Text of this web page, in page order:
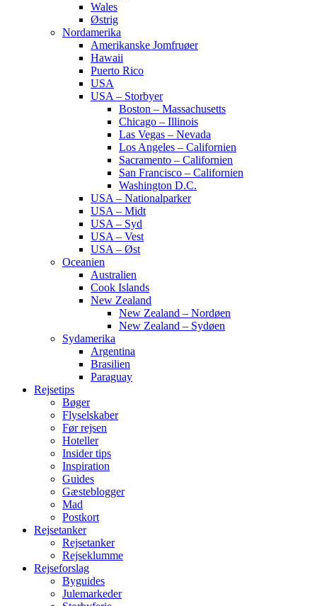
Wales
Østrig
Nordamerika
Amerikanske Jomfruøer
Hawaii
Puerto Rico
USA
USA – Storbyer
Boston – Massachusetts
Chicago – Illinois
Las Vegas – Nevada
Los Angeles – Californien
Sacramento – Californien
San Francisco – Californien
Washington D.C.
USA – Nationalparker
USA – Midt
USA – Syd
USA – Vest
USA – Øst
Oceanien
Australien
Cook Islands
New Zealand
New Zealand – Nordøen
New Zealand – Sydøen
Sydamerika
Argentina
Brasilien
Paraguay
Rejsetips
Bøger
Flyselskaber
Før rejsen
Hoteller
Insider tips
Inspiration
Guides
Gæsteblogger
Mad
Postkort
Rejsetanker
Rejsetanker
Rejseklumme
Rejseforslag
Byguides
Julemarkeder